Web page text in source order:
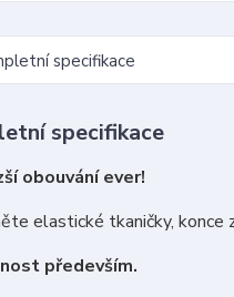
specifikace
specifikace
obouvání ever!
elastické tkaničky, konce
především.